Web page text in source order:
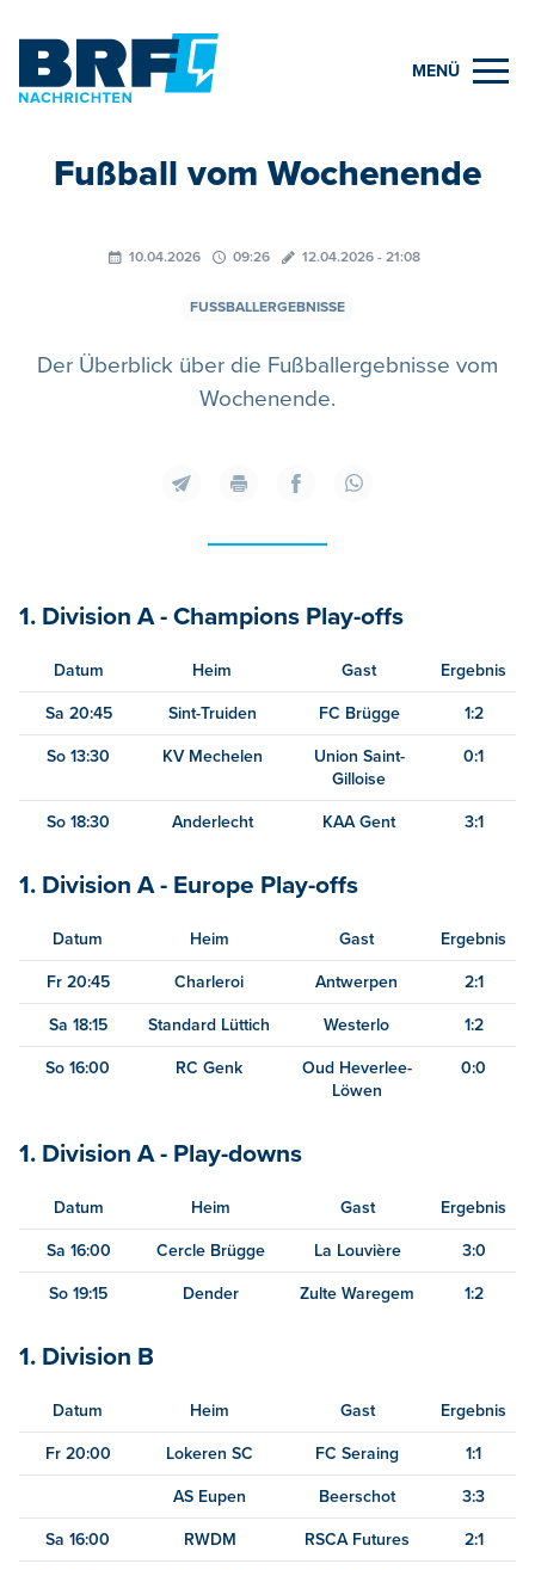
MENÜ
Fußball vom Wochenende
10.04.2026 09:26 12.04.2026 - 21:08
FUSSBALLERGEBNISSE
Der Überblick über die Fußballergebnisse vom
Wochenende.
1. Division A - Champions Play-offs
Datum Heim Gast Ergebnis
Sa 20:45 Sint-Truiden FC Brügge 1:2
So 13:30 KV Mechelen
Union Saint-
Gilloise
0:1
So 18:30 Anderlecht KAA Gent 3:1
1. Division A - Europe Play-offs
Datum Heim Gast Ergebnis
Fr 20:45 Charleroi Antwerpen 2:1
Sa 18:15 Standard Lüttich Westerlo 1:2
So 16:00 RC Genk
Oud Heverlee-
Löwen
0:0
1. Division A - Play-downs
Datum Heim Gast Ergebnis
Sa 16:00 Cercle Brügge La Louvière 3:0
So 19:15 Dender Zulte Waregem 1:2
1. Division B
Datum Heim Gast Ergebnis
Fr 20:00 Lokeren SC FC Seraing 1:1
AS Eupen Beerschot 3:3
Sa 16:00 RWDM RSCA Futures 2:1